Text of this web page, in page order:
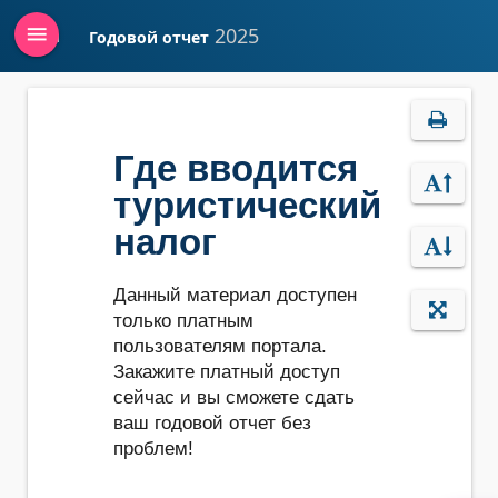
Войти Годовой отчет 2025
menu
Где вводится
туристический
налог
Данный материал доступен
только платным
пользователям портала.
Закажите платный доступ
сейчас и вы сможете сдать
ваш годовой отчет без
проблем!